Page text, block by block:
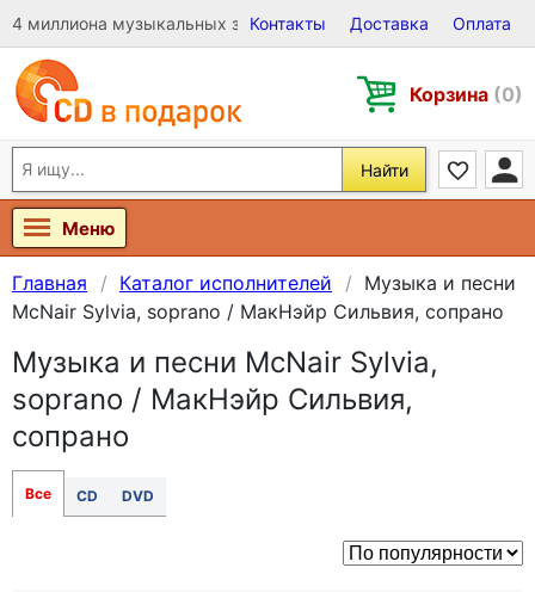
4 миллиона музыкальных записей на Виниле, CD и DVD
Контакты Доставка Оплата
Корзина (0)
Найти
Меню
Главная Каталог исполнителей
Музыка и песни
McNair Sylvia, soprano / МакНэйр Сильвия, сопрано
Музыка и песни McNair Sylvia,
soprano / МакНэйр Сильвия,
сопрано
Все CD DVD